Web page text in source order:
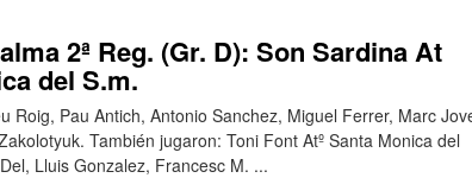
2ª Reg. (Gr. D): Son Sardina At
del S.m.
Roig, Pau Antich, Antonio Sanchez, Miguel Ferrer, Marc
También jugaron: Toni Font Atº Santa Monica del
Lluis Gonzalez, Francesc M. ...